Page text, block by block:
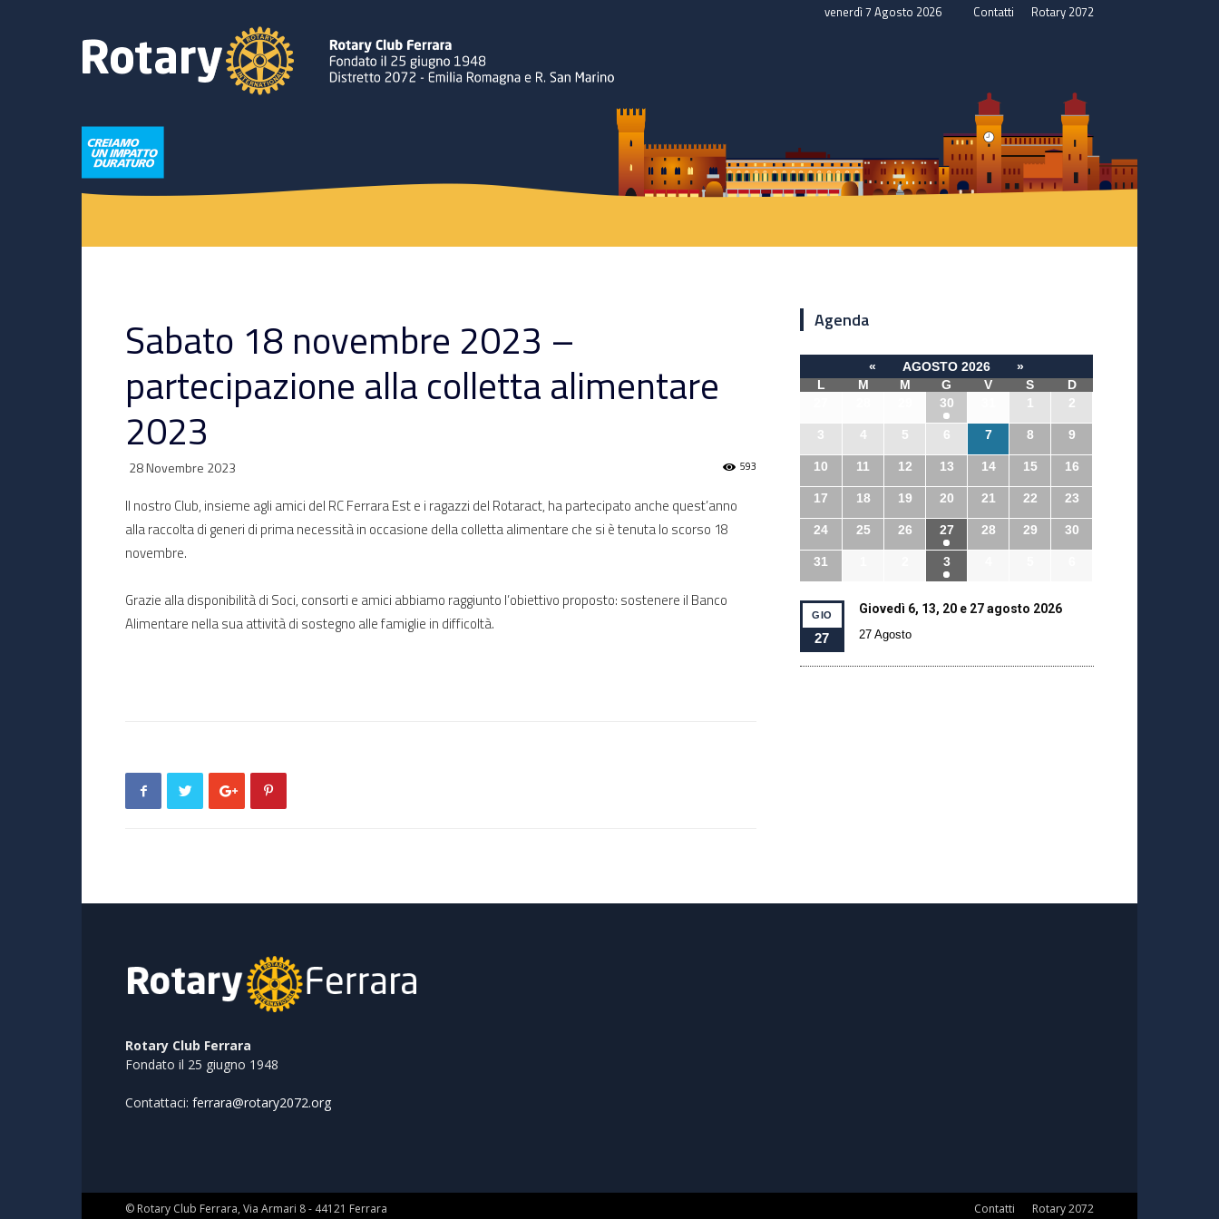
venerdì 7 Agosto 2026 Contatti Rotary 2072
Ferrara
Sabato 18 novembre 2023 –
partecipazione alla colletta alimentare
2023
28 Novembre 2023 593
Il nostro Club, insieme agli amici del RC Ferrara Est e i ragazzi del Rotaract, ha partecipato anche quest’anno
alla raccolta di generi di prima necessità in occasione della colletta alimentare che si è tenuta lo scorso 18
novembre.
Grazie alla disponibilità di Soci, consorti e amici abbiamo raggiunto l’obiettivo proposto: sostenere il Banco
Alimentare nella sua attività di sostegno alle famiglie in difficoltà.
Agenda
« AGOSTO 2026
»
L
M M G V S
D
30 1 2
3 4 5 6 7 8 9
10 11 12 13 14 15 16
17 18 19 20 21 22 23
24 25 26 27 28 29 30
31 3
GIO
27
Giovedì 6, 13, 20 e 27 agosto 2026
27 Agosto
Rotary Club Ferrara
Fondato il 25 giugno 1948
Contattaci: ferrara@rotary2072.org
Contatti Rotary 2072
© Rotary Club Ferrara, Via Armari 8 - 44121 Ferrara